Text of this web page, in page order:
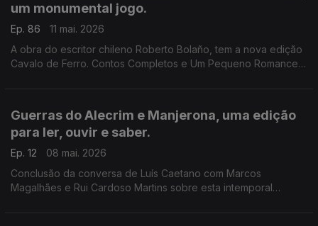
um monumental jogo.
Ep. 86
11 mai. 2026
A obra do escritor chileno Roberto Bolaño, tem a nova edição
Cavalo de Ferro. Contos Completos e Um Pequeno Romance
Guerras do Alecrim e Manjerona, uma edição
para ler, ouvir e saber.
Ep. 12
08 mai. 2026
Conclusão da conversa de Luís Caetano com Marcos
Magalhães e Rui Cardoso Martins sobre esta intemporal